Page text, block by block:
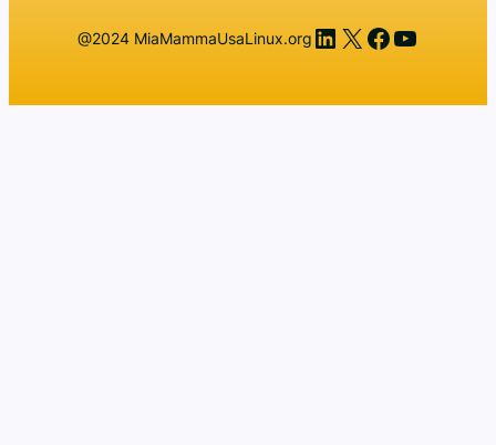
@2024 MiaMammaUsaLinux.org LinkedIn
X Facebook